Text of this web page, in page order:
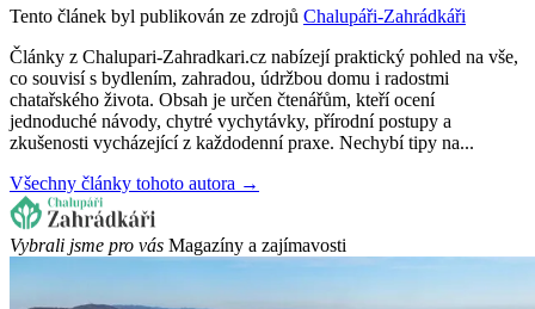
Tento článek byl publikován ze zdrojů Chalupáři-Zahrádkáři
Články z Chalupari-Zahradkari.cz nabízejí praktický pohled na vše,
co souvisí s bydlením, zahradou, údržbou domu i radostmi
chatařského života. Obsah je určen čtenářům, kteří ocení
jednoduché návody, chytré vychytávky, přírodní postupy a
zkušenosti vycházející z každodenní praxe. Nechybí tipy na...
Všechny články tohoto autora →
Vybrali jsme pro vás Magazíny a zajímavosti